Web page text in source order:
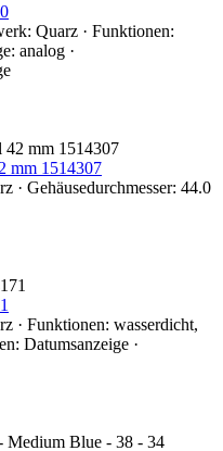
Quarz · Funktionen:
analog ·
mm 1514307
· Gehäusedurchmesser: 44.0
· Funktionen: wasserdicht,
Datumsanzeige ·